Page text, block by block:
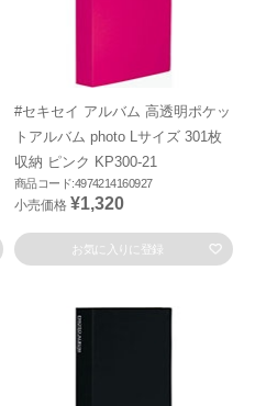
#セキセイ アルバム 高透明ポケッ
トアルバム photo Lサイズ 301枚
収納 ピンク KP300-21
商品コード:4974214160927
小売価格 ¥1,320
お気に入りに登録